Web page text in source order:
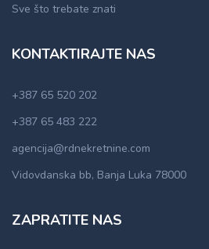
Sve što trebate znati
KONTAKTIRAJTE NAS
+387 65 520 202
+387 65 483 222
agencija@rdnekretnine.com
Vidovdanska bb, Banja Luka 78000
ZAPRATITE NAS